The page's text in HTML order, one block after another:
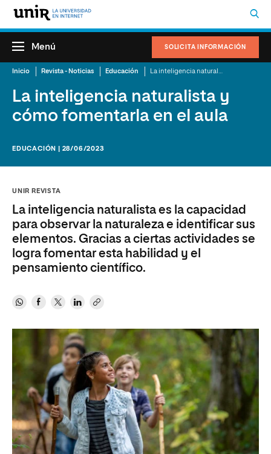
SOLICITA INFORMACIÓN
Menú
Inicio Revista - Noticias Educación
La inteligencia naturalista y
cómo fomentarla en el aula
EDUCACIÓN | 28/06/2023
UNIR REVISTA
La inteligencia naturalista es la capacidad
para observar la naturaleza e identificar sus
elementos. Gracias a ciertas actividades se
logra fomentar esta habilidad y el
pensamiento científico.